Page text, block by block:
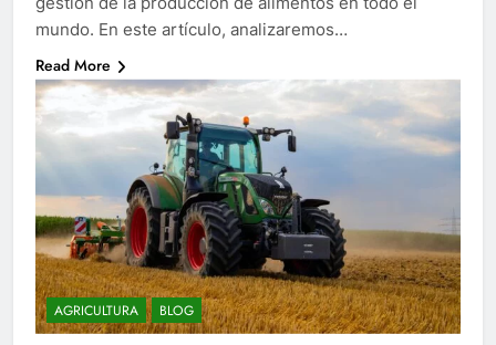
mundo. En este artículo, analizaremos…
Read More
AGRICULTURA BLOG